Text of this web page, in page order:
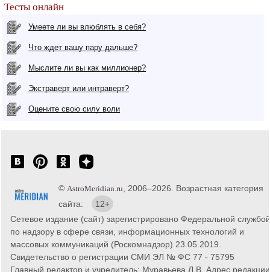
Тесты онлайн
Умеете ли вы влюблять в себя?
Что ждет вашу пару дальше?
Мыслите ли вы как миллионер?
Экстраверт или интраверт?
Оцените свою силу воли
© AstroMeridian.ru , 2006–2026. Возрастная категория
сайта:
12+
Сетевое издание (сайт) зарегистрировано Федеральной службой
по надзору в сфере связи, информационных технологий и
массовых коммуникаций (Роскомнадзор) 23.05.2019.
Свидетельство о регистрации СМИ ЭЛ № ФС 77 - 75795
Главный редактор и учредитель: Муравьева Л.В. Адрес